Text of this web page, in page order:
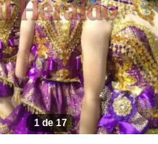
1 de 17